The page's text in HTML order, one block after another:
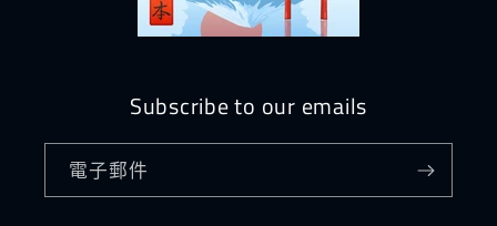
Subscribe to our emails
電子郵件